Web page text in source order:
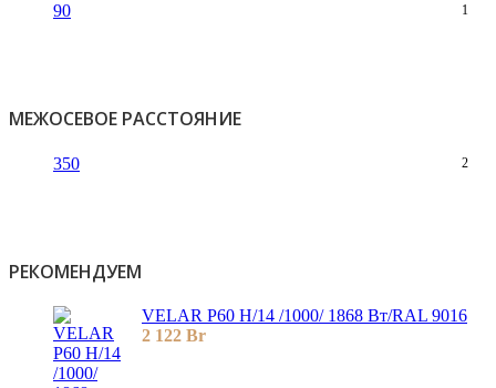
90 1
МЕЖОСЕВОЕ РАССТОЯНИЕ
350 2
РЕКОМЕНДУЕМ
VELAR P60 H/14 /1000/ 1868 Bт/RAL 9016
2 122 Br